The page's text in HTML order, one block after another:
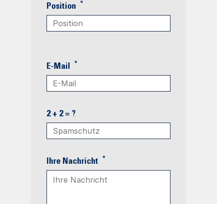
Position *
E-Mail *
2 + 2 = ?
Ihre Nachricht *